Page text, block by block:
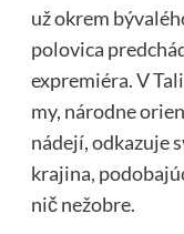
už okrem
polovica
expremiéra. V
my, národne
nádejí, odkazuje
krajina,
nič nežobre.